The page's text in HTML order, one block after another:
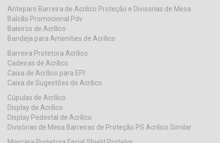
Anteparo Barreira de Acrilico Proteção e Divisorias de Mesa
Balcão Promocional Pdv
Baleiros de Acrílico
Bandeja para Amenities de Acrílico
Barreira Protetora Acrilico
Cadeiras de Acrílico
Caixa de Acrílico para EPI
Caixa de Sugestões de Acrílico
Cúpulas de Acrílico
Display de Acrílico
Display Pedestal de Acrílico
Divisórias de Mesa Barreiras de Proteção PS Acrílico Similar